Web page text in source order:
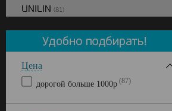
UNILIN (81)
Цена
дорогой больше 1000р (87)